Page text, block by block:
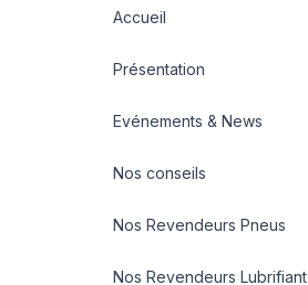
Accueil
Présentation
Evénements & News
Nos conseils
Nos Revendeurs Pneus
Nos Revendeurs Lubrifiant